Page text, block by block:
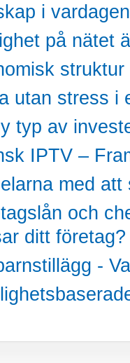
i
på nätet
utan stress i
typ av
IPTV –
med
och
ditt företag?
-